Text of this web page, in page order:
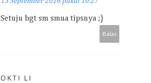
Setuju bgt sm smua tipsnya ;)
Balas
OKTI LI